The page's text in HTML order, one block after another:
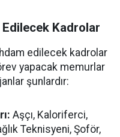
Kadrolar
edilecek kadrolar
yapacak memurlar
şunlardır:
Aşçı, Kaloriferci,
Teknisyeni, Şoför,